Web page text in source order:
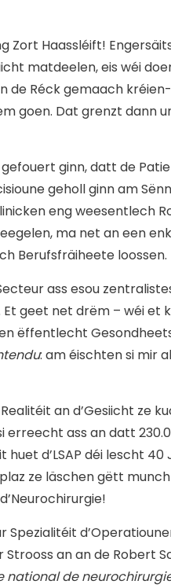
Zort Haassléift!
matdeelen, eis wéi
de Réck gemaach
goen. Dat grenzt dann
gefouert ginn, datt de
geholl ginn am
eng weesentlech
ma net an een
Berufsfräiheete loossen.
ass esou
geet net drëm – wéi
ëffentlecht
: am éischten si mir
an d’Gesiicht ze
ass an datt
d’LSAP déi lescht
ze läschen gëtt
Spezialitéit
an an de Robert
national de